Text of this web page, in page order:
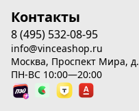
Контакты
8 (495) 532-08-95
info@vinceashop.ru
Москва, Проспект Мира,
ПН-ВС 10:00—20:00